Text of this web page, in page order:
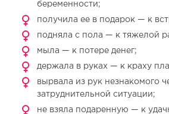
беременности;
получила ее в подарок — к
подняла с пола — к тяжелой
мыла — к потере денег;
держала в руках — к краху
вырвала из рук незнакомого
затруднительной ситуации;
не взяла подаренную — к